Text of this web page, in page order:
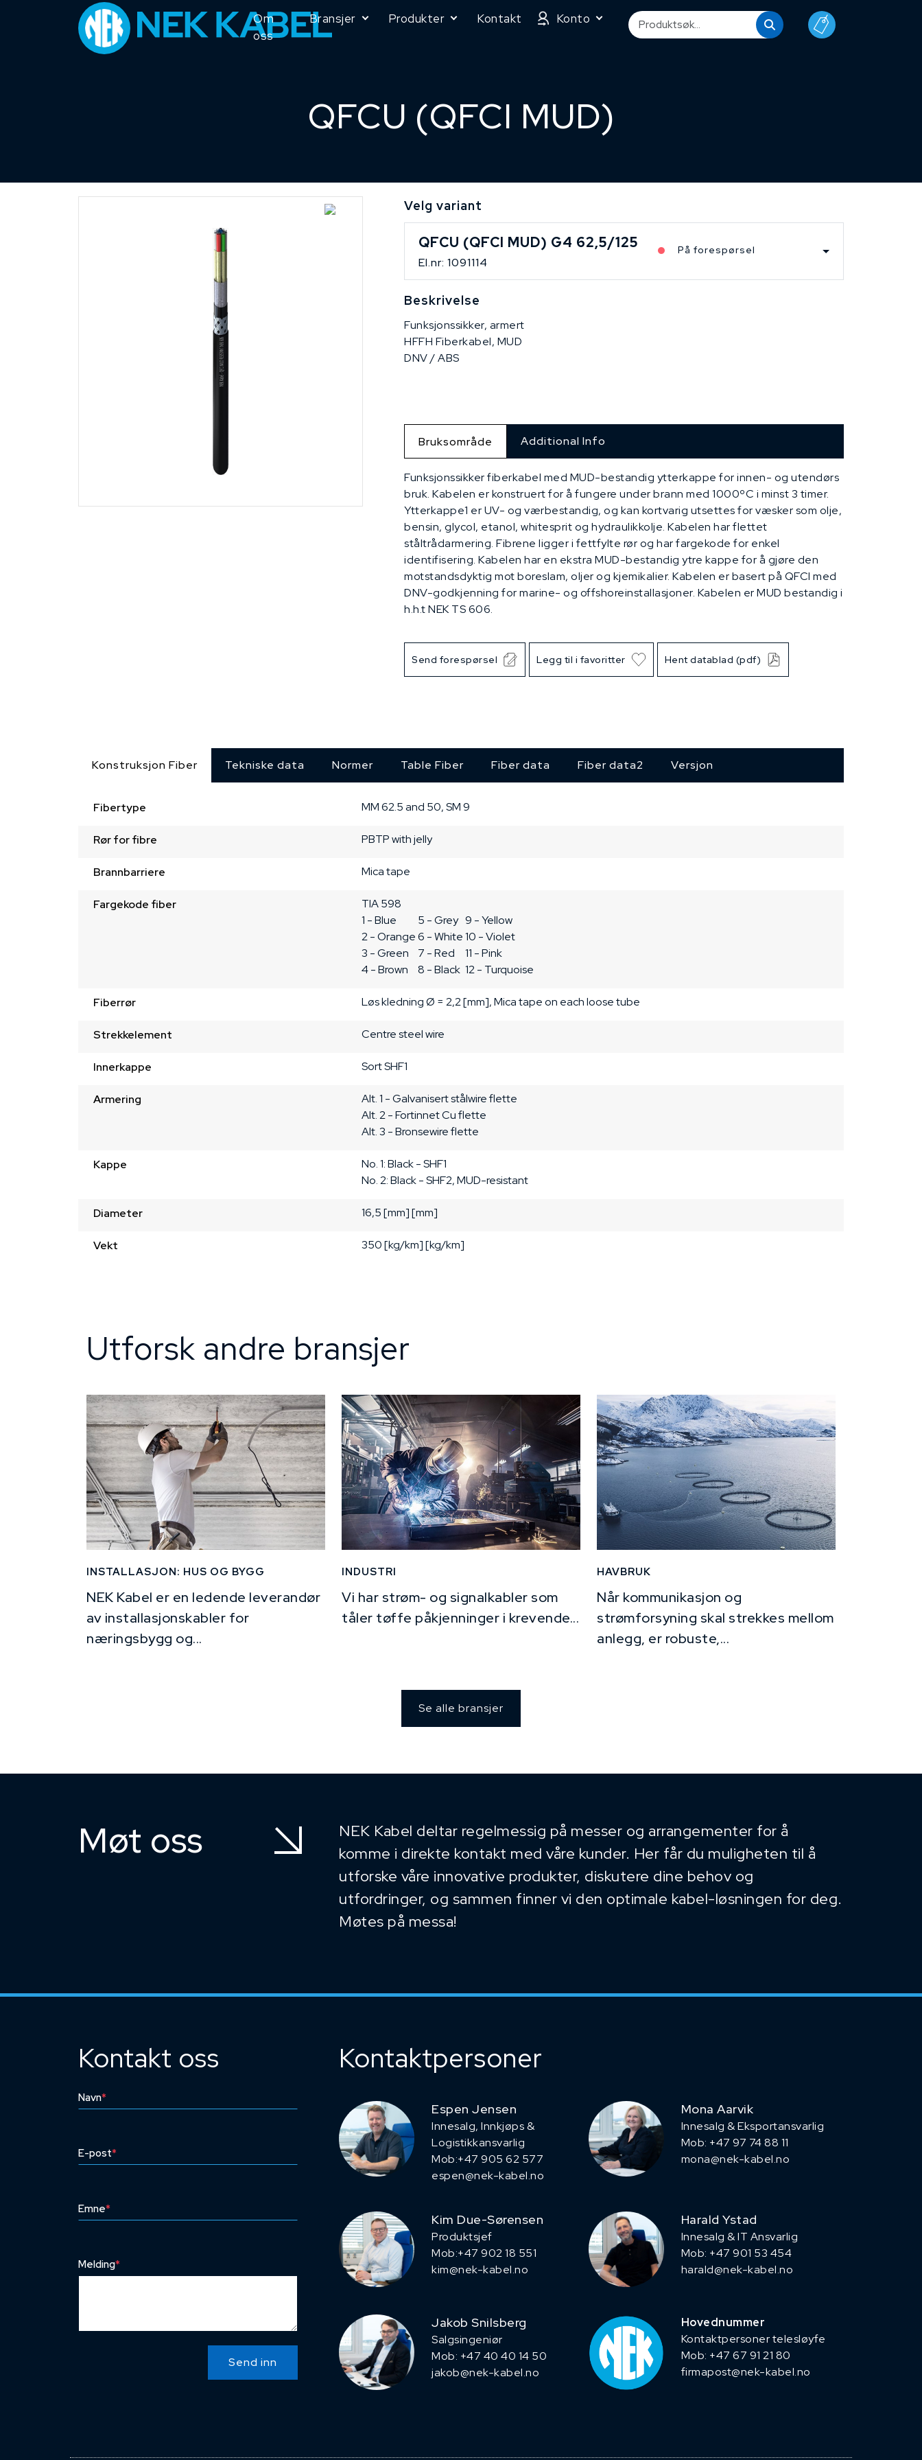
Om
oss
Bransjer Produkter Kontakt Konto
QFCU (QFCI MUD)
Velg variant
QFCU (QFCI MUD) G4 62,5/125
El.nr: 1091114
På forespørsel
Beskrivelse
Funksjonssikker, armert
HFFH Fiberkabel, MUD
DNV / ABS
Bruksområde Additional Info
Funksjonssikker fiberkabel med MUD-bestandig ytterkappe for innen- og utendørs
bruk. Kabelen er konstruert for å fungere under brann med 1000ºC i minst 3 timer.
Ytterkappe1 er UV- og værbestandig, og kan kortvarig utsettes for væsker som olje,
bensin, glycol, etanol, whitesprit og hydraulikkolje. Kabelen har flettet
ståltrådarmering. Fibrene ligger i fettfylte rør og har fargekode for enkel
identifisering. Kabelen har en ekstra MUD-bestandig ytre kappe for å gjøre den
motstandsdyktig mot boreslam, oljer og kjemikalier. Kabelen er basert på QFCI med
DNV-godkjenning for marine- og offshoreinstallasjoner. Kabelen er MUD bestandig i
h.h.t NEK TS 606.
Send forespørsel Legg til i favoritter Hent datablad (pdf)
Konstruksjon Fiber Tekniske data Normer Table Fiber Fiber data Fiber data2 Versjon
Fibertype MM 62.5 and 50, SM 9
Rør for fibre PBTP with jelly
Brannbarriere Mica tape
Fargekode fiber
TIA 598
1 - Blue
2 - Orange
3 - Green
4 - Brown
5 - Grey
6 - White
7 - Red
8 - Black
9 - Yellow
10 - Violet
11 - Pink
12 - Turquoise
Fiberrør Løs kledning Ø = 2,2 [mm], Mica tape on each loose tube
Strekkelement Centre steel wire
Innerkappe SortSHF1
Armering
Alt. 1 - Galvanisert stålwire flette
Alt. 2 - Fortinnet Cu flette
Alt. 3 - Bronsewire flette
Kappe
No. 1: Black - SHF1
No. 2: Black - SHF2, MUD-resistant
Diameter 16,5 [mm] [mm]
Vekt 350 [kg/km] [kg/km]
Utforsk andre bransjer
INSTALLASJON: HUS OG BYGG
NEK Kabel er en ledende leverandør
av installasjonskabler for
næringsbygg og...
INDUSTRI
Vi har strøm- og signalkabler som
tåler tøffe påkjenninger i krevende...
HAVBRUK
Når kommunikasjon og
strømforsyning skal strekkes mellom
anlegg, er robuste,...
Se alle bransjer
Møt oss
NEK Kabel deltar regelmessig på messer og arrangementer for å
komme i direkte kontakt med våre kunder. Her får du muligheten til å
utforske våre innovative produkter, diskutere dine behov og
utfordringer, og sammen finner vi den optimale kabel-løsningen for deg.
Møtes på messa!
Kontakt oss
Navn*
E-post*
Emne*
Melding*
Send inn
Kontaktpersoner
Espen Jensen
Innesalg, ​Innkjøps &
Logistikkansvarlig
Mob:+47 905 62 577
espen@nek-kabel.no
Mona Aarvik
Innesalg & Eksportansvarlig
Mob: +47 97 74 88 11
mona@nek-kabel.no
Kim Due-Sørensen
Produktsjef
​Mob:+47 902 18 551
kim@nek-kabel.no
Harald Ystad
Innesalg & IT Ansvarlig
Mob: +47 901 53 454
harald@nek-kabel.no
Jakob Snilsberg
​Salgsingeniør
Mob: +47 40 40 14 50
jakob@nek-kabel.no
Hovednummer
Kontaktpersoner telesløyfe
Mob: +47 67 91 21 80
firmapost@nek-kabel.no